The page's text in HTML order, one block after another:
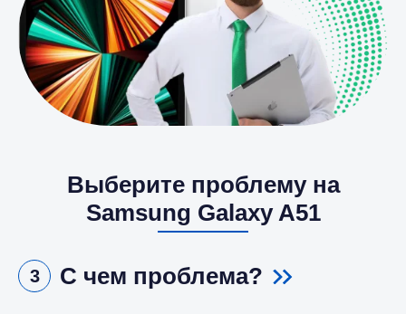
Выберите проблему на
Samsung Galaxy A51
3 С чем проблема?